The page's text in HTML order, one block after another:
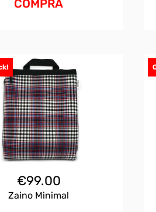
COMPRA
€99.00
Zaino Minimal